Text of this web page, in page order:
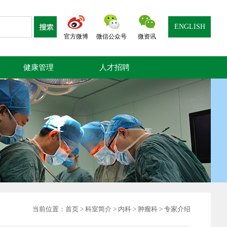
ENGLISH
官方微博 微信公众号 微资讯
健康管理 人才招聘
当前位置： 首页 > 科室简介 > 内科 > 肿瘤科 > 专家介绍